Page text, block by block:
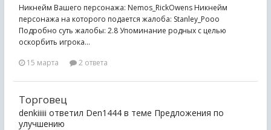
Никнейм Вашего персонажа: Nemos_RickOwens Никнейм
персонажа на которого подается жалоба: Stanley_Pooo
Подробно суть жалобы: 2.8 Упоминание родных с целью
оскорбить игрока...
15 марта
2 ответа
Торговец
denkiiiii ответил Den1444 в теме Предложения по
улучшению